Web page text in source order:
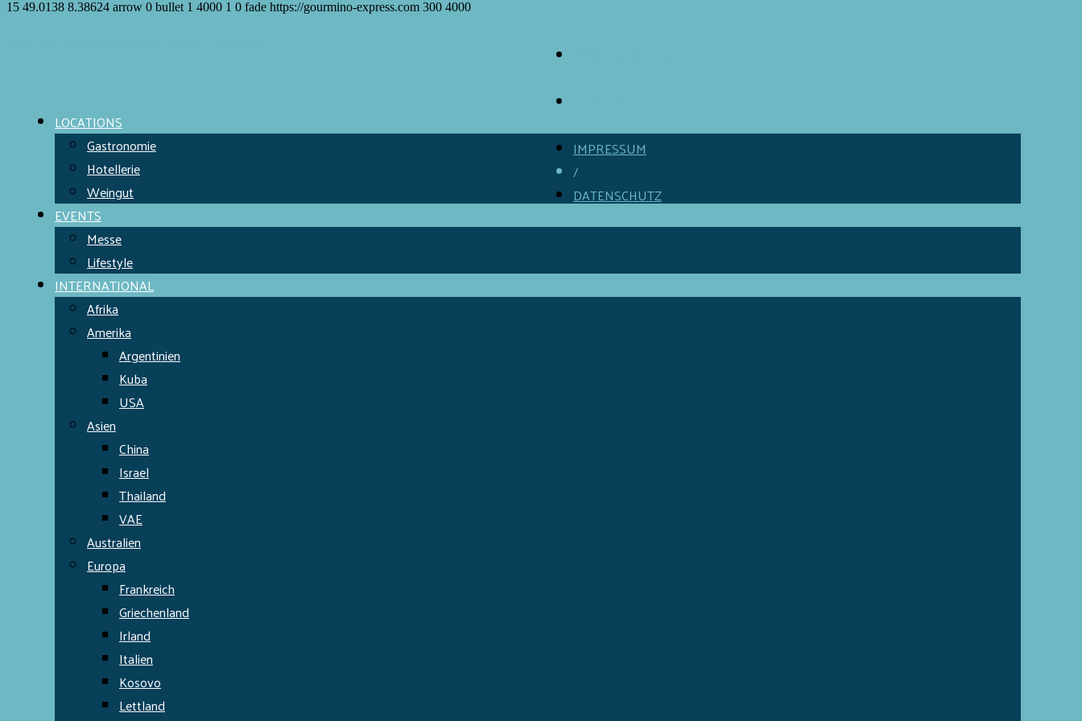
15 49.0138 8.38624 arrow 0 bullet 1 4000 1 0 fade https://gourmino-express.com 300 4000
IMPRESSUM
/
DATENSCHUTZ
LOCATIONS
Gastronomie
Hotellerie
Weingut
EVENTS
Messe
Lifestyle
INTERNATIONAL
Afrika
Amerika
Argentinien
Kuba
USA
Asien
China
Israel
Thailand
VAE
Australien
Europa
Frankreich
Griechenland
Irland
Italien
Kosovo
Lettland